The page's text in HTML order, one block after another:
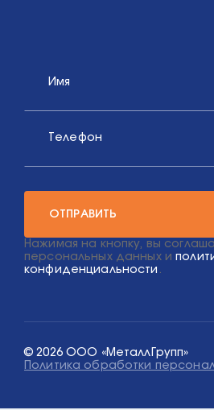
Имя
Телефон
ОТПРАВИТЬ
Нажимая на кнопку, вы
персональных данных и
конфиденциальности .
© 2026 ООО «МеталлГрупп»
Политика обработки